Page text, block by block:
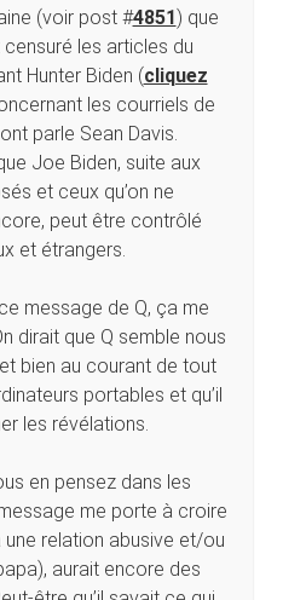
(voir post #4851) que
les articles du
Hunter Biden (cliquez
les courriels de
parle Sean Davis.
Joe Biden, suite aux
et ceux qu’on ne
peut être contrôlé
et étrangers.
message de Q, ça me
dirait que Q semble nous
bien au courant de tout
portables et qu’il
les révélations.
en pensez dans les
me porte à croire
une relation abusive et/ou
aurait encore des